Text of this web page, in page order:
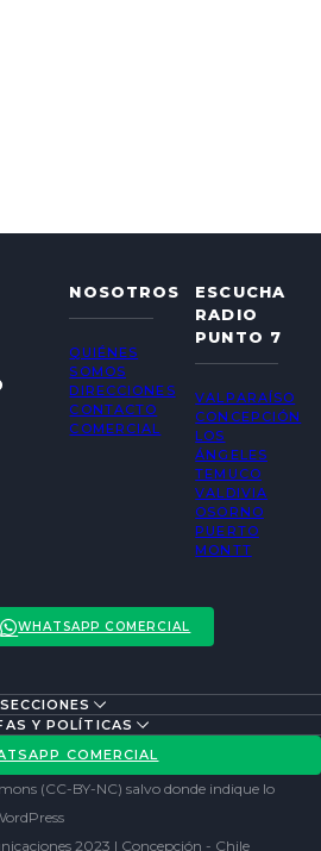
NOSOTROS
QUIÉNES
SOMOS
DIRECCIONES
CONTACTO
COMERCIAL
ESCUCHA
RADIO
PUNTO 7
VALPARAÍSO
CONCEPCIÓN
LOS
ÁNGELES
TEMUCO
VALDIVIA
OSORNO
PUERTO
MONTT
WHATSAPP COMERCIAL
SECCIONES
Y POLÍTICAS
COMERCIAL
(CC-BY-NC) salvo donde indique lo
2023 | Concepción - Chile